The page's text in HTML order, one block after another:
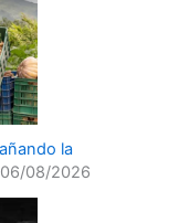
la
06/08/2026